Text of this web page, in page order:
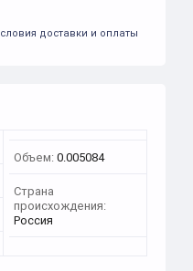
доставки и оплаты
Объем: 0.005084
Страна
происхождения:
Россия